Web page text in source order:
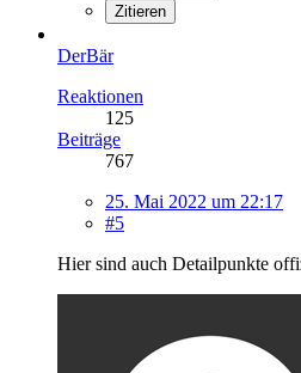
Zitieren
DerBär
Reaktionen
125
Beiträge
767
25. Mai 2022 um 22:17
#5
Hier sind auch Detailpunkte